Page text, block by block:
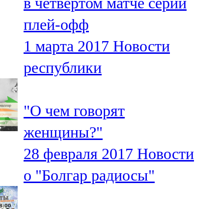
107,8 FM
Теләче
106,1 FM
Түбән Кама
Чирмешән
107,7 FM
Чистай
103,0 FM
плей-офф
1 марта 2017 Новости
республики
"О чем говорят
женщины?"
28 февраля 2017 Новости
о "Болгар радиосы"